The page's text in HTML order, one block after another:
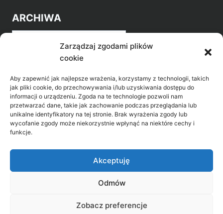
Zarządzaj zgodami plików
cookie
Aby zapewnić jak najlepsze wrażenia, korzystamy z technologii, takich
jak pliki cookie, do przechowywania i/lub uzyskiwania dostępu do
informacji o urządzeniu. Zgoda na te technologie pozwoli nam
przetwarzać dane, takie jak zachowanie podczas przeglądania lub
unikalne identyfikatory na tej stronie. Brak wyrażenia zgody lub
wycofanie zgody może niekorzystnie wpłynąć na niektóre cechy i
funkcje.
Akceptuję
Odmów
Zobacz preferencje
ARCHIWA
Archiwa
POZNAJ LEPIEJ NASZ REGION
>Gołdap Mazurski Zdrój
31, 19-500 Gołdap